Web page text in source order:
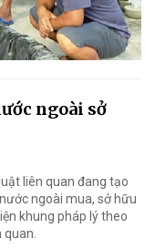
ngoài sở
liên quan đang tạo
ngoài mua, sở hữu
khung pháp lý theo